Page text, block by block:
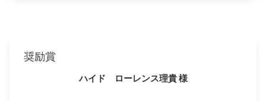
奨励賞
ハイド ローレンス理貴 様